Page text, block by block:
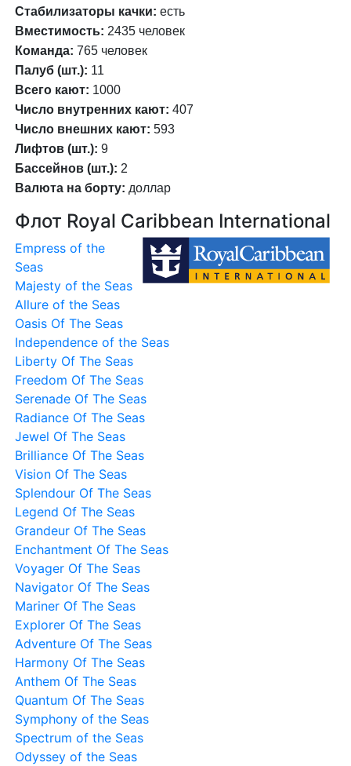
Стабилизаторы качки: есть
Вместимость: 2435 человек
Команда: 765 человек
Палуб (шт.): 11
Всего кают: 1000
Число внутренних кают: 407
Число внешних кают: 593
Лифтов (шт.): 9
Бассейнов (шт.): 2
Валюта на борту: доллар
Флот Royal Caribbean International
Empress of the
Seas
Majesty of the Seas
Allure of the Seas
Oasis Of The Seas
Independence of the Seas
Liberty Of The Seas
Freedom Of The Seas
Serenade Of The Seas
Radiance Of The Seas
Jewel Of The Seas
Brilliance Of The Seas
Vision Of The Seas
Splendour Of The Seas
Legend Of The Seas
Grandeur Of The Seas
Enchantment Of The Seas
Voyager Of The Seas
Navigator Of The Seas
Mariner Of The Seas
Explorer Of The Seas
Adventure Of The Seas
Harmony Of The Seas
Anthem Of The Seas
Quantum Of The Seas
Symphony of the Seas
Spectrum of the Seas
Odyssey of the Seas